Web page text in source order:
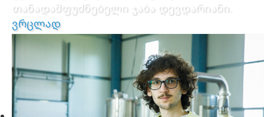
თანადამფუძნებელი ჯაბა დევდარიანი.
ვრცლად